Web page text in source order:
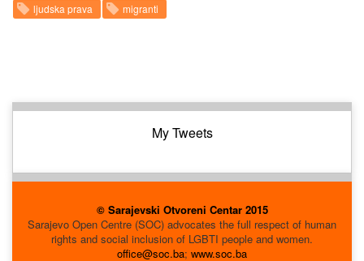
ljudska prava
migranti
My Tweets
© Sarajevski Otvoreni Centar 2015
Sarajevo Open Centre (SOC) advocates the full respect of human
rights and social inclusion of LGBTI people and women.
office@soc.ba; www.soc.ba